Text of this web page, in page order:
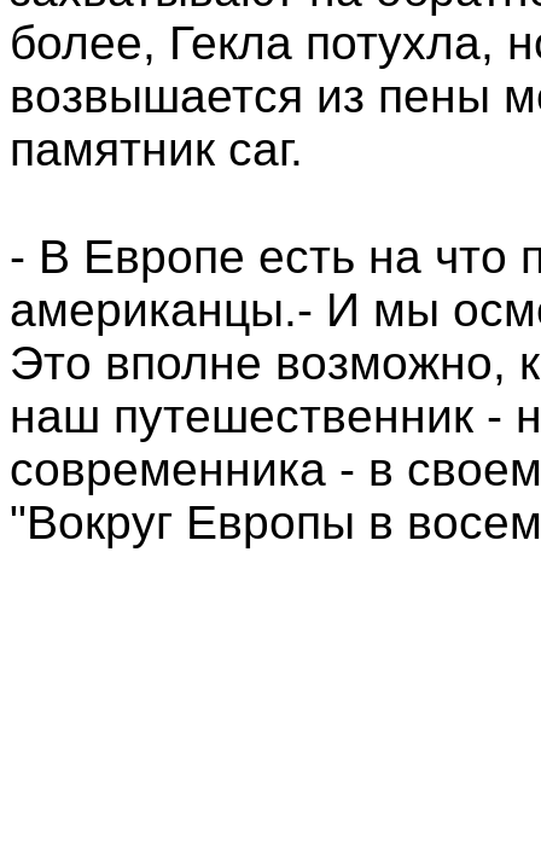
более, Гекла потухла,
возвышается из пены
памятник саг.
- В Европе есть на что
американцы.- И мы
Это вполне возможно,
наш путешественник -
современника - в
"Вокруг Европы в